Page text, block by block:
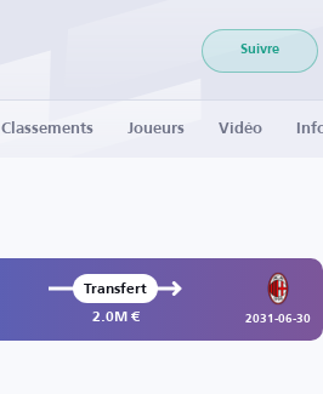
Suivre
Classements Joueurs Vidéo
Transfert
2.0M €
2031-06-30